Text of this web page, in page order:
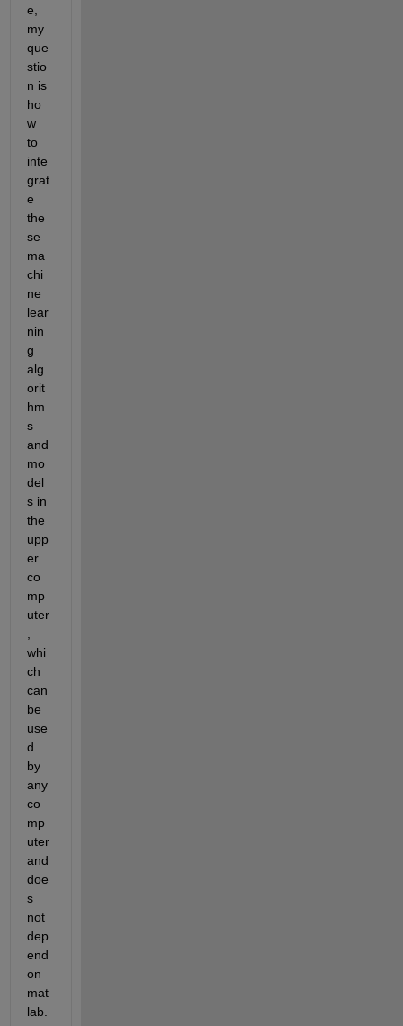
e,
my
que
stio
n is
ho
w
to
inte
grat
e
the
se
ma
chi
ne
lear
nin
g
alg
orit
hm
s
and
mo
del
s in
the
upp
er
co
mp
uter
whi
ch
can
be
use
d
by
any
co
mp
uter
and
doe
s
not
dep
end
on
mat
lab.